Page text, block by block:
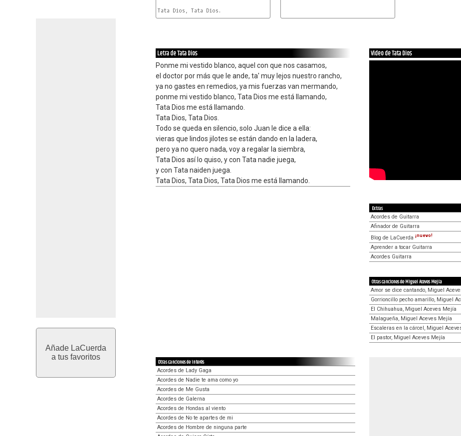
Añade LaCuerda
a tus favoritos
Tata Dios, Tata Dios.
Letra de Tata Dios
Ponme mi vestido blanco, aquel con que nos casamos,
el doctor por más que le ande, ta' muy lejos nuestro rancho,
ya no gastes en remedios, ya mis fuerzas van mermando,
ponme mi vestido blanco, Tata Dios me está llamando,
Tata Dios me está llamando.
Tata Dios, Tata Dios.
Todo se queda en silencio, solo Juan le dice a ella:
vieras que lindos jilotes se están dando en la ladera,
pero ya no quero nada, voy a regalar la siembra,
Tata Dios así lo quiso, y con Tata nadie juega,
y con Tata naiden juega.
Tata Dios, Tata Dios, Tata Dios me está llamando.
Video de Tata Dios
Extras
Acordes de Guitarra
Afinador de Guitarra
Blog de LaCuerda ¡nuevo!
Aprender a tocar Guitarra
Acordes Guitarra
Otras canciones de Miguel Aceves Mejía
Amor se dice cantando, Miguel
Gorrioncillo pecho amarillo, Miguel
El Chihuahua, Miguel Aceves Mejía
Malagueña, Miguel Aceves Mejía
Escaleras en la cárcel, Miguel
El pastor, Miguel Aceves Mejía
Otras canciones de interés
Acordes de Lady Gaga
Acordes de Nadie te ama como yo
Acordes de Me Gusta
Acordes de Galerna
Acordes de Hondas al viento
Acordes de No te apartes de mi
Acordes de Hombre de ninguna parte